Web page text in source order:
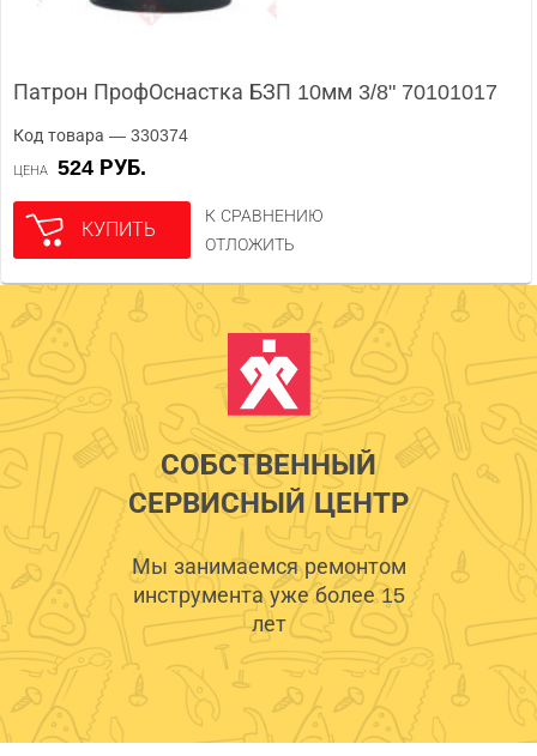
Патрон ПрофОснастка БЗП 10мм 3/8" 70101017
Код товара — 330374
ЦЕНА 524 РУБ.
КУПИТЬ
К СРАВНЕНИЮ
ОТЛОЖИТЬ
СОБСТВЕННЫЙ
СЕРВИСНЫЙ ЦЕНТР
Мы занимаемся ремонтом
инструмента уже более 15
лет